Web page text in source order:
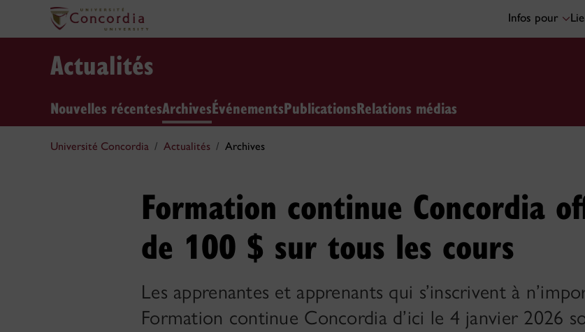
Infos pour
Actualités
Nouvelles récentesArchivesÉvénementsPublicationsRelations médias
Université Concordia Actualités Archives
Formation continue Concordia
de 100 $ sur tous les cours
Les apprenantes et apprenants qui s’inscrivent à
Formation continue Concordia d’ici le 4 janvier 2026